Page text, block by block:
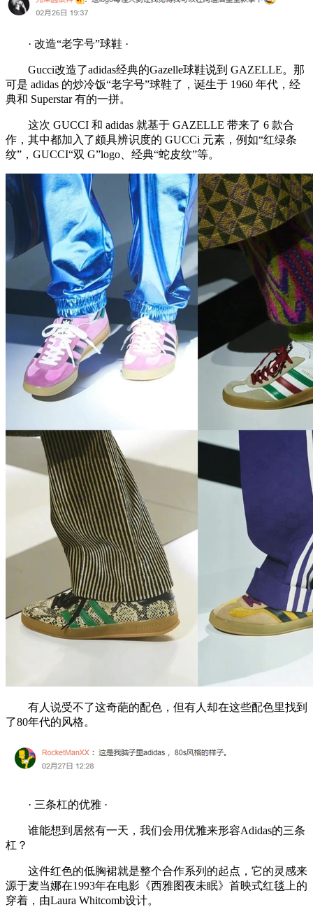
· 改造“老字号”球鞋 ·
Gucci改造了adidas经典的Gazelle球鞋说到 GAZELLE。那
可是 adidas 的炒冷饭“老字号”球鞋了，诞生于 1960 年代，经
典和 Superstar 有的一拼。
这次 GUCCI 和 adidas 就基于 GAZELLE 带来了 6 款合
作，其中都加入了颇具辨识度的 GUCCi 元素，例如“红绿条
纹”，GUCCI“双 G”logo、经典“蛇皮纹”等。
有人说受不了这奇葩的配色，但有人却在这些配色里找到
了80年代的风格。
· 三条杠的优雅 ·
谁能想到居然有一天，我们会用优雅来形容Adidas的三条
杠？
这件红色的低胸裙就是整个合作系列的起点，它的灵感来
源于麦当娜在1993年在电影《西雅图夜未眠》首映式红毯上的
穿着，由Laura Whitcomb设计。